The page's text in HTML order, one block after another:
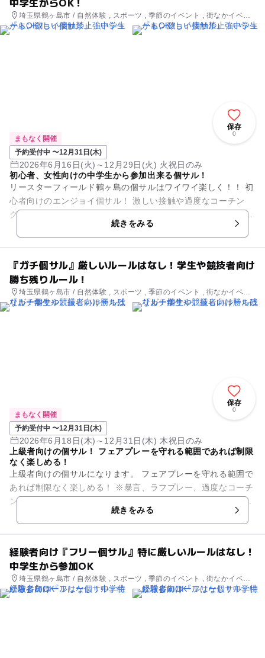
埼玉県鶴ヶ島市 / 自然体験 , スポーツ , 季節のイベント , 街なかイベン
ト , ミニイベント
保存
0
まもなく開催
予約受付中 〜12月31日(木)
2026年6月16日(火)～12月29日(火) 火祝日のみ
初心者、女性向けの中学生から参加出来る個サル！
リースターフィールド鶴ヶ島の個サルはワイワイ楽しく！！ 初
心者向けのエンジョイ個サル！ 激しい接触や過度なコーチン
グ、強いシュート、自分勝手なプレーは禁止です！ その日集ま
続きをみる
『ガチ個サル』厳しいルールはなし！学生や競技者向け
勝ち残りルール！
埼玉県鶴ヶ島市 / 自然体験 , スポーツ , 季節のイベント , 街なかイベン
ト , ミニイベント
保存
0
まもなく開催
予約受付中 〜12月31日(木)
2026年6月18日(木)～12月31日(木) 木祝日のみ
上級者向けの個サル！ フェアプレーを守れる範囲であれば制限
なく楽しめる！
上級者向けの個サルになります。 フェアプレーを守れる範囲で
あれば制限なく楽しめる！ ※暴言、ラフプレー、過度なコーチ
ング禁止！ 【チーム参加あり】 ・1チーム：8,000円(2時間/...
続きをみる
経験者向け『フリー個サル』特に厳しいルールはなし！
中学生から参加OK
埼玉県鶴ヶ島市 / 自然体験 , スポーツ , 季節のイベント , 街なかイベン
ト , ミニイベント